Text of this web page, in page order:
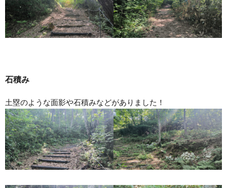
石積み
土塁のような面影や石積みなどがありました！